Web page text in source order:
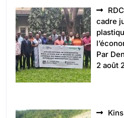
cadre
Par
2 août